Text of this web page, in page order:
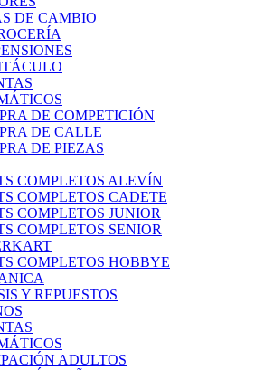
DE CAMBIO
DE COMPETICIÓN
DE CALLE
DE PIEZAS
COMPLETOS ALEVÍN
COMPLETOS CADETE
COMPLETOS JUNIOR
COMPLETOS SENIOR
COMPLETOS HOBBYE
Y REPUESTOS
ADULTOS